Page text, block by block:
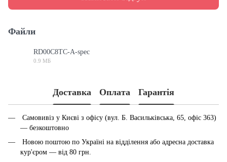
Файли
RD00C8TC-A-spec
0.9 МБ
Доставка Оплата Гарантія
Самовивіз у Києві з офісу (вул. Б. Васильківська, 65, офіс 363)
— безкоштовно
Новою поштою по Україні на відділення або адресна доставка
кур'єром — від 80 грн.